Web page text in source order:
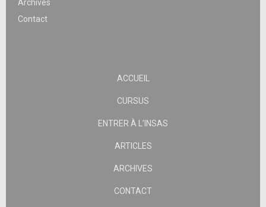
Archives
Contact
ACCUEIL
CURSUS
ENTRER À L’INSAS
ARTICLES
ARCHIVES
CONTACT